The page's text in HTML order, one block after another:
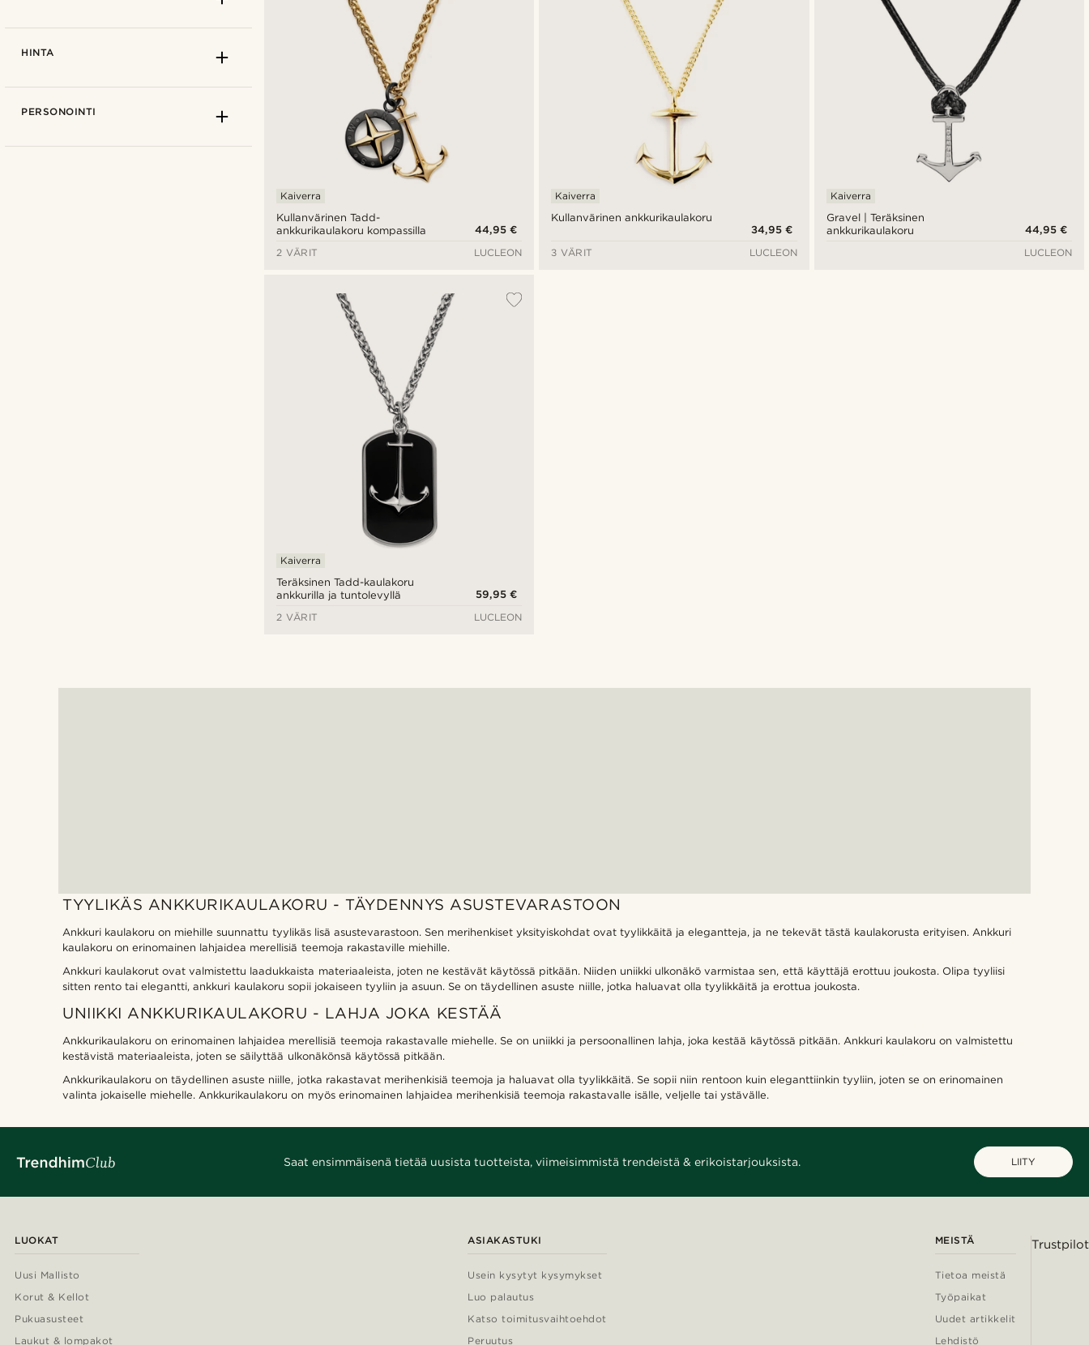
Kullanvärinen Tadd-
ankkurikaulakoru kompassilla
Kaiverra
44,95 €
2 VÄRIT
LUCLEON
Kullanvärinen ankkurikaulakoru
Kaiverra
34,95 €
3 VÄRIT
LUCLEON
Gravel | Teräksinen
ankkurikaulakoru
Kaiverra
44,95 €
LUCLEON
Teräksinen Tadd-kaulakoru
ankkurilla ja tuntolevyllä
Kaiverra
59,95 €
2 VÄRIT
LUCLEON
HINTA
PERSONOINTI
TYYLIKÄS ANKKURIKAULAKORU - TÄYDENNYS ASUSTEVARASTOON
Ankkuri kaulakoru on miehille suunnattu tyylikäs lisä asustevarastoon. Sen merihenkiset yksityiskohdat ovat tyylikkäitä ja elegantteja, ja ne tekevät tästä kaulakorusta erityisen. Ankkuri
kaulakoru on erinomainen lahjaidea merellisiä teemoja rakastaville miehille.
Ankkuri kaulakorut ovat valmistettu laadukkaista materiaaleista, joten ne kestävät käytössä pitkään. Niiden uniikki ulkonäkö varmistaa sen, että käyttäjä erottuu joukosta. Olipa tyyliisi
sitten rento tai elegantti, ankkuri kaulakoru sopii jokaiseen tyyliin ja asuun. Se on täydellinen asuste niille, jotka haluavat olla tyylikkäitä ja erottua joukosta.
UNIIKKI ANKKURIKAULAKORU - LAHJA JOKA KESTÄÄ
Ankkurikaulakoru on erinomainen lahjaidea merellisiä teemoja rakastavalle miehelle. Se on uniikki ja persoonallinen lahja, joka kestää käytössä pitkään. Ankkuri kaulakoru on valmistettu
kestävistä materiaaleista, joten se säilyttää ulkonäkönsä käytössä pitkään.
Ankkurikaulakoru on täydellinen asuste niille, jotka rakastavat merihenkisiä teemoja ja haluavat olla tyylikkäitä. Se sopii niin rentoon kuin eleganttiinkin tyyliin, joten se on erinomainen
valinta jokaiselle miehelle. Ankkurikaulakoru on myös erinomainen lahjaidea merihenkisiä teemoja rakastavalle isälle, veljelle tai ystävälle.
Saat ensimmäisenä tietää uusista tuotteista, viimeisimmistä trendeistä & erikoistarjouksista. LIITY
LUOKAT
Uusi Mallisto
Korut & Kellot
Pukuasusteet
Laukut & lompakot
ASIAKASTUKI
Usein kysytyt kysymykset
Luo palautus
Katso toimitusvaihtoehdot
Peruutus
MEISTÄ
Tietoa meistä
Työpaikat
Uudet artikkelit
Lehdistö
Trustpilot